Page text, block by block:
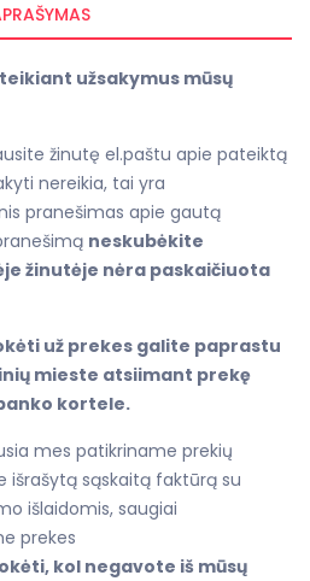
užsakymus mūsų
žinutę el.paštu apie pateiktą
nereikia, tai yra
pranešimas apie gautą
neskubėkite
žinutėje nėra paskaičiuota
už prekes galite paprastu
mieste atsiimant prekę
kortele.
mes patikriname prekių
išrašytą sąskaitą faktūrą su
išlaidomis, saugiai
prekes
kol negavote iš mūsų